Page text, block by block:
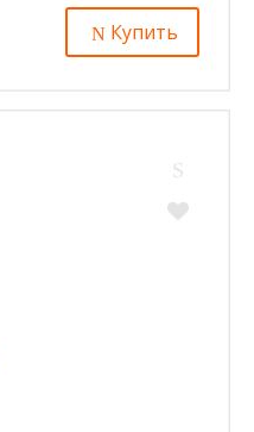
Купить